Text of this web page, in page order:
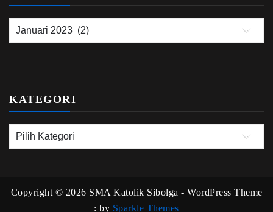
KATEGORI
Copyright © 2026 SMA Katolik Sibolga - WordPress Theme
: by Sparkle Themes